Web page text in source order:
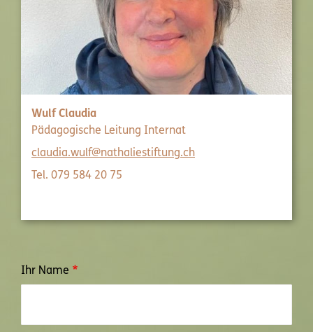
Wulf Claudia
Pädagogische Leitung Internat
claudia.wulf@nathaliestiftung.ch
Tel. 079 584 20 75
Ihr Name